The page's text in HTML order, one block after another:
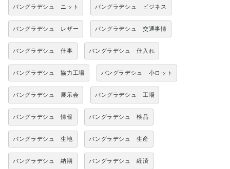
バングラデシュ ニット バングラデシュ ビジネス
バングラデシュ レザー バングラデシュ 交通事情
バングラデシュ 仕事 バングラデシュ 仕入れ
バングラデシュ 協力工場 バングラデシュ 小ロット
バングラデシュ 展示会 バングラデシュ 工場
バングラデシュ 情報 バングラデシュ 検品
バングラデシュ 生地 バングラデシュ 生産
バングラデシュ 納期 バングラデシュ 経済